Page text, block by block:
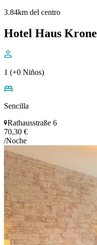
3.84km del centro
Hotel Haus Krone
1 (+0 Niños)
Sencilla
Rathausstraße 6
70,30 €
/Noche